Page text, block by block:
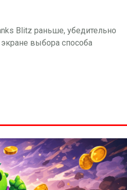
Blitz раньше, убедительно
выбора способа